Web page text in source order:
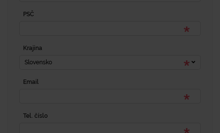
PSČ
Krajina
Slovensko
Email
Tel. číslo